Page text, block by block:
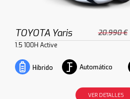
TOYOTA Yaris 20.990 €
1.5 100H Active
Híbrido Automático
VER DETALLES